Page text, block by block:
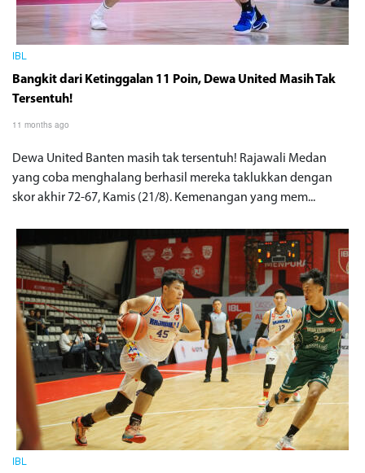
IBL
Bangkit dari Ketinggalan 11 Poin, Dewa United Masih Tak
Tersentuh!
11 months ago
Dewa United Banten masih tak tersentuh! Rajawali Medan
yang coba menghalang berhasil mereka taklukkan dengan
skor akhir 72-67, Kamis (21/8). Kemenangan yang mem...
IBL